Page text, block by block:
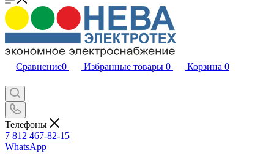
Сравнение0 Избранные товары 0 Корзина 0
Телефоны
7 812 467-82-15
WhatsApp